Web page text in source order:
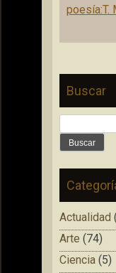
entradas
poesía:T.
Buscar
Actualidad
Arte (74)
Ciencia (5)